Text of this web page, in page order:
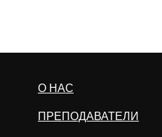
О НАС
ПРЕПОДАВАТЕЛИ